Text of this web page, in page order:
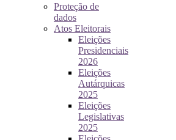
Proteção de
dados
Atos Eleitorais
Eleições
Presidenciais
2026
Eleições
Autárquicas
2025
Eleições
Legislativas
2025